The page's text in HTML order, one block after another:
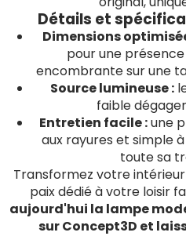
Détails et
Dimensions
pour une
encombrante sur une
Source lumineuse :
faible
Entretien facile :une
aux rayures et simple
toute sa
Transformez votre
paix dédié à votre loisir
aujourd'hui la lampe
sur Concept3D et